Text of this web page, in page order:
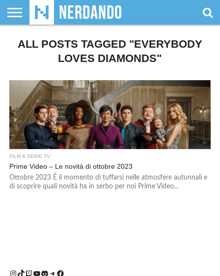
SIAMO
GIOCHI
DA
GIOCHI
DI
VIDEOGAMES
FILM
&
FUMETTI
& LIBRI
MAGIC:
THE
DUNGEONS
&
WRESTLING
NERDANDO
AWARDS
I
BOLLINI
ALL POSTS TAGGED "EVERYBODY
LOVES DIAMONDS"
FILM & SERIE TV
Prime Video – Le novità di ottobre 2023
Ottobre 2023 È il momento di tuffarsi nelle atmosfere autunnali e
di scoprire quali novità ha in serbo per noi Prime Video...
Instagram
TikTok
Twitch
YouTube
Discord
Telegram
Facebook